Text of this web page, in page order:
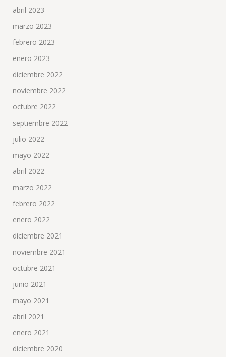
abril 2023
marzo 2023
febrero 2023
enero 2023
diciembre 2022
noviembre 2022
octubre 2022
septiembre 2022
julio 2022
mayo 2022
abril 2022
marzo 2022
febrero 2022
enero 2022
diciembre 2021
noviembre 2021
octubre 2021
junio 2021
mayo 2021
abril 2021
enero 2021
diciembre 2020